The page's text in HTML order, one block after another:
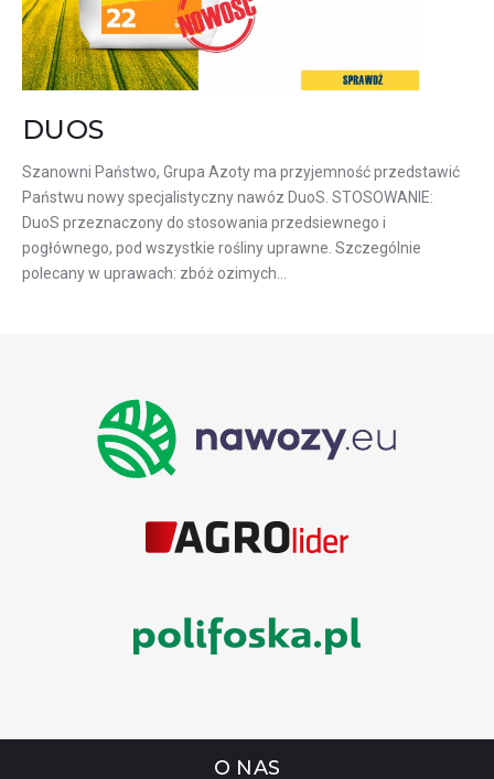
DUOS
Szanowni Państwo, Grupa Azoty ma przyjemność przedstawić
Państwu nowy specjalistyczny nawóz DuoS. STOSOWANIE:
DuoS przeznaczony do stosowania przedsiewnego i
pogłównego, pod wszystkie rośliny uprawne. Szczególnie
polecany w uprawach: zbóż ozimych…
O NAS